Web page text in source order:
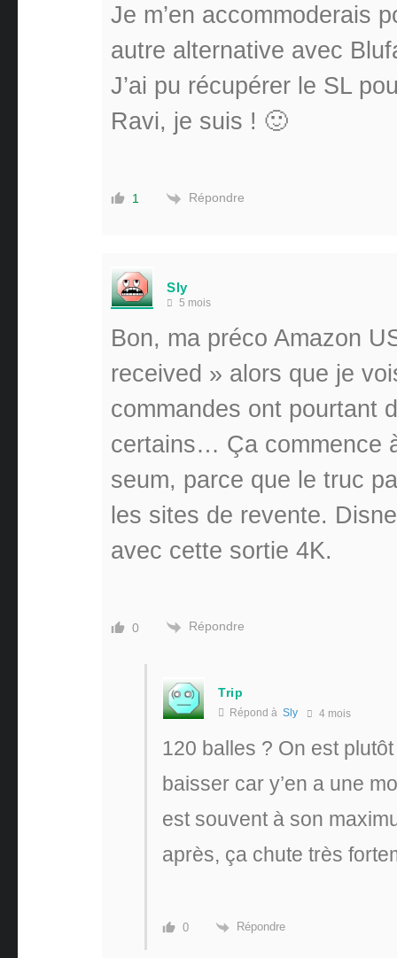
Je m’en accommoderais
autre alternative avec
J’ai pu récupérer le SL
Ravi, je suis ! 🙂
1 Répondre
Sly
5 mois
Bon, ma préco Amazon
received » alors que je
commandes ont pourtant
certains… Ça commence
seum, parce que le truc
les sites de revente.
avec cette sortie 4K.
0 Répondre
Trip
Répond à Sly 4 mois
120 balles ? On est
baisser car y’en a une
est souvent à son
après, ça chute très
0 Répondre